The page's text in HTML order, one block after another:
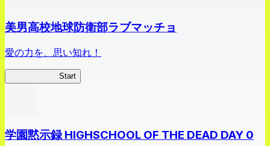
美男高校地球防衛部ラブマッチョ
愛の力を、思い知れ！
Start
学園黙示録 HIGHSCHOOL OF THE DEAD DAY 0